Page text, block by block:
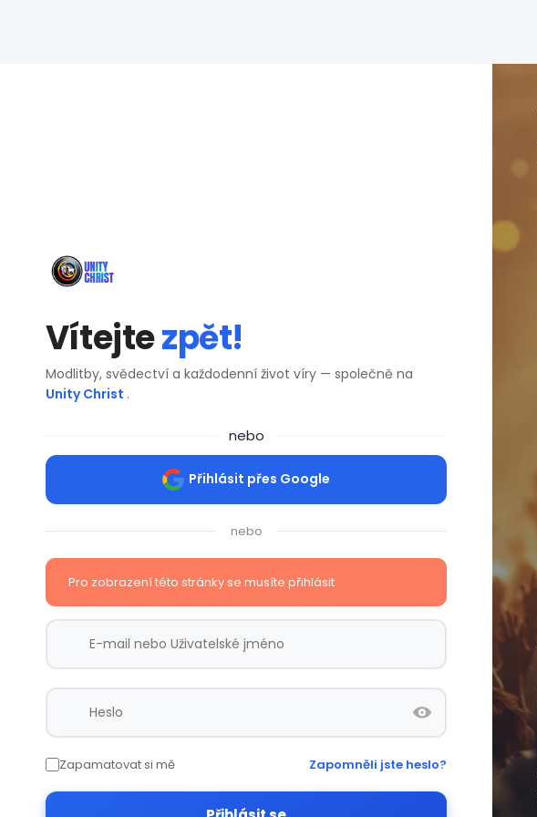
Vítejtezpět!
Modlitby, svědectví a každodenní život víry — společně na
Unity Christ .
nebo
Přihlásit přes Google
nebo
Pro zobrazení této stránky se musíte přihlásit
Zapamatovat si mě Zapomněli jste heslo?